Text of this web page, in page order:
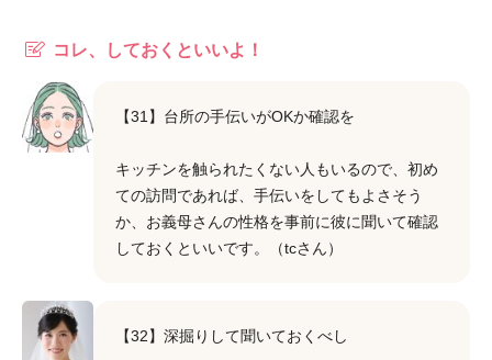
コレ、しておくといいよ！
【31】台所の手伝いがOKか確認を
キッチンを触られたくない人もいるので、初め
ての訪問であれば、手伝いをしてもよさそう
か、お義母さんの性格を事前に彼に聞いて確認
しておくといいです。（tcさん）
【32】深掘りして聞いておくべし